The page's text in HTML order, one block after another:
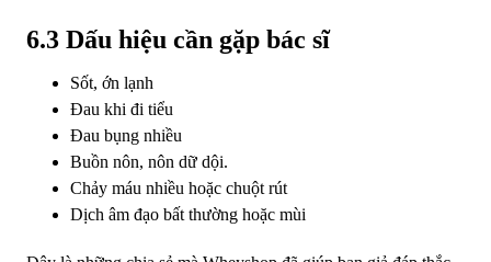
6.3 Dấu hiệu cần gặp bác sĩ
Sốt, ớn lạnh
Đau khi đi tiểu
Đau bụng nhiều
Buồn nôn, nôn dữ dội.
Chảy máu nhiều hoặc chuột rút
Dịch âm đạo bất thường hoặc mùi